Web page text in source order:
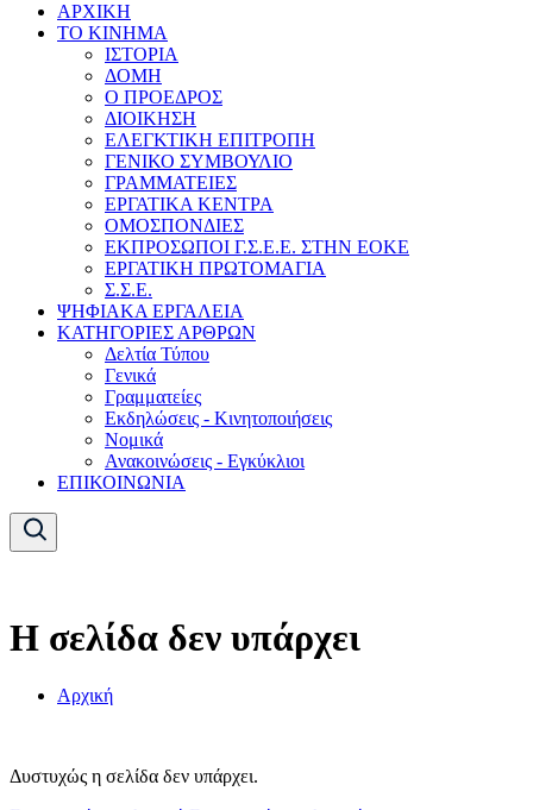
ΑΡΧΙΚΗ
ΤΟ ΚΙΝΗΜΑ
ΙΣΤΟΡΙΑ
ΔΟΜΗ
Ο ΠΡΟΕΔΡΟΣ
ΔΙΟΙΚΗΣΗ
ΕΛΕΓΚΤΙΚΗ ΕΠΙΤΡΟΠΗ
ΓΕΝΙΚΟ ΣΥΜΒΟΥΛΙΟ
ΓΡΑΜΜΑΤΕΙΕΣ
ΕΡΓΑΤΙΚΑ ΚΕΝΤΡΑ
ΟΜΟΣΠΟΝΔΙΕΣ
ΕΚΠΡΟΣΩΠΟΙ Γ.Σ.Ε.Ε. ΣΤΗΝ ΕΟΚΕ
ΕΡΓΑΤΙΚΗ ΠΡΩΤΟΜΑΓΙΑ
Σ.Σ.Ε.
ΨΗΦΙΑΚΑ ΕΡΓΑΛΕΙΑ
ΚΑΤΗΓΟΡΙΕΣ ΑΡΘΡΩΝ
Δελτία Τύπου
Γενικά
Γραμματείες
Εκδηλώσεις - Κινητοποιήσεις
Νομικά
Ανακοινώσεις - Εγκύκλιοι
ΕΠΙΚΟΙΝΩΝΙΑ
Η σελίδα δεν υπάρχει
Αρχική
Δυστυχώς η σελίδα δεν υπάρχει.